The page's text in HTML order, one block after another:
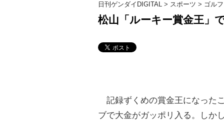
日刊ゲンダイDIGITAL スポーツ ゴル
松山「ルーキー賞金王」
記録ずくめの賞金王になった
ブで大金がガッポリ入る。しか